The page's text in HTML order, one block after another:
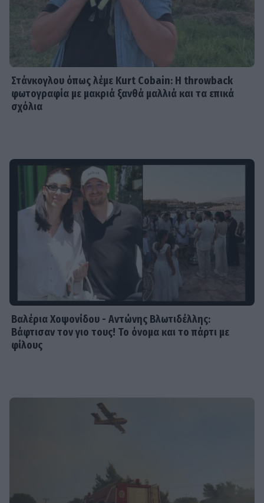
Στάνκογλου όπως λέμε Kurt Cobain: H throwback
φωτογραφία με μακριά ξανθά μαλλιά και τα επικά
σχόλια
Βαλέρια Χοψονίδου - Αντώνης Βλωτιδέλλης:
Βάφτισαν τον γιο τους! Το όνομα και το πάρτι με
φίλους